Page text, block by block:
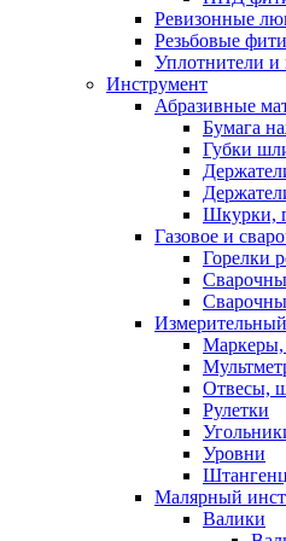
Ревизонные
Резьбовые
Уплотнители и
Инструмент
Абразивные
Бумага
Губки
Шкурки,
Газовое и
Горелки
Маркеры,
Отвесы,
Рулетки
Уровни
Малярный
Валики